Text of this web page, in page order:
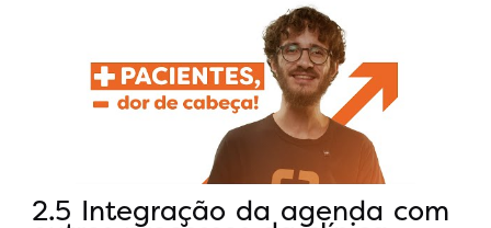
2.5 Integração da agenda com